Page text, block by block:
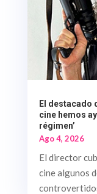
El destacado
cine hemos
régimen’
Ago 4, 2026
El director
cine algunos